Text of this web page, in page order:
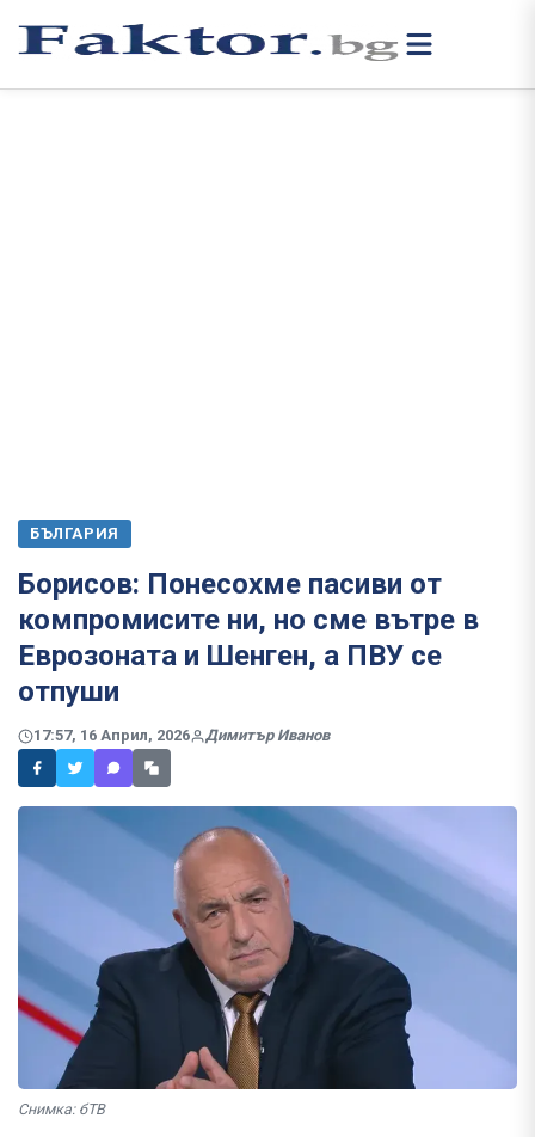
БЪЛГАРИЯ
Борисов: Понесохме пасиви от
компромисите ни, но сме вътре в
Еврозоната и Шенген, а ПВУ се
отпуши
17:57, 16 Април, 2026 Димитър Иванов
Снимка: бТВ